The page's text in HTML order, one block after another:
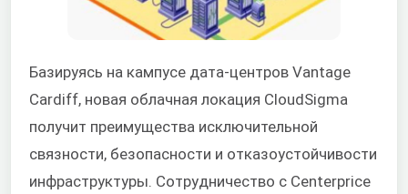
Базируясь на кампусе дата-центров Vantage
Cardiff, новая облачная локация CloudSigma
получит преимущества исключительной
связности, безопасности и отказоустойчивости
инфраструктуры. Сотрудничество с Centerprice